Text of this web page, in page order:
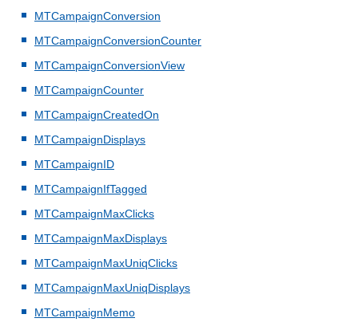
MTCampaignConversion
MTCampaignConversionCounter
MTCampaignConversionView
MTCampaignCounter
MTCampaignCreatedOn
MTCampaignDisplays
MTCampaignID
MTCampaignIfTagged
MTCampaignMaxClicks
MTCampaignMaxDisplays
MTCampaignMaxUniqClicks
MTCampaignMaxUniqDisplays
MTCampaignMemo